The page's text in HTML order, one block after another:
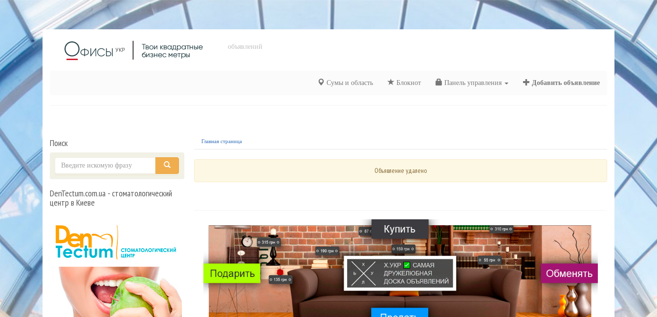
объявлений
Сумы и область Блокнот Панель управления Добавить объявление
Поиск
DenTectum.com.ua - стоматологический
центр в Киеве
Главная страница
Объявление удалено